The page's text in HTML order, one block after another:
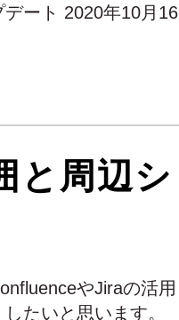
ート 2020年10月16
と周辺シ
やJiraの活用
たいと思います。